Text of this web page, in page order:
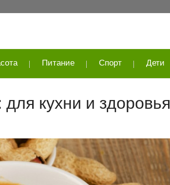
Питание Спорт Дети
кухни и здоровья